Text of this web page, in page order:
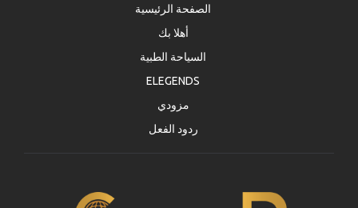
الصفحة الرئيسية
أهلا بك
السياحة الطبية
ELEGENDS
مزودي
ردود الفعل